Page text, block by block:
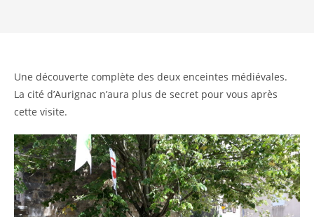
Une découverte complète des deux enceintes médiévales.
La cité d’Aurignac n’aura plus de secret pour vous après
cette visite.